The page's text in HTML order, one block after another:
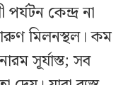
কেন্দ্র না
মিলনস্থল। কম
সূর্যাস্ত; সব